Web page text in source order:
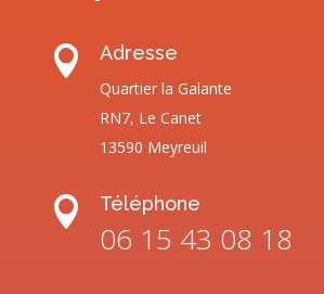
 Adresse
Quartier la Galante
RN7, Le Canet
13590 Meyreuil
 Téléphone
06 15 43 08 18